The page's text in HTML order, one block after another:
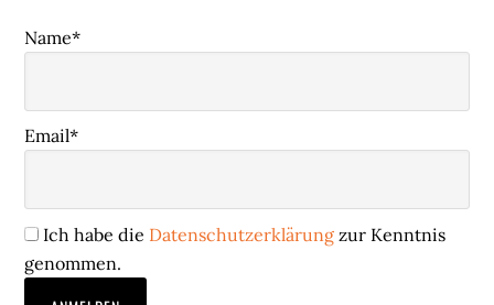
Name*
Email*
Ich habe die Datenschutzerklärung zur Kenntnis
genommen.